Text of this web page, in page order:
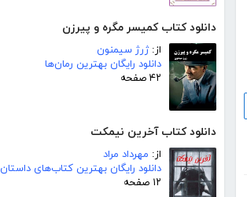
دانلود کتاب کمیسر مگره و پیرزن
از:ژرژ سیمنون
دانلود رایگان بهترین رمان‌ها
۴۲ صفحه
دانلود کتاب آخرین نیمکت
از: مهرداد مراد
دانلود رایگان بهترین کتاب‌های داستان
۱۲ صفحه